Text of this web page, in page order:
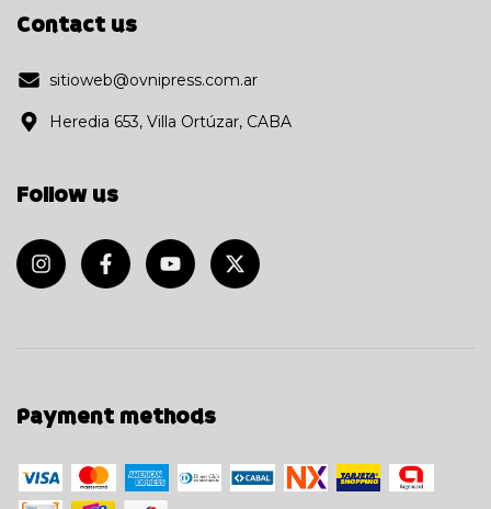
Contact us
sitioweb@ovnipress.com.ar
Heredia 653, Villa Ortúzar, CABA
Follow us
Payment methods